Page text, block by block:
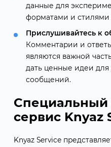
данные для
форматами и
Прислушивайтесь к
Комментарии и
являются важной
дать ценные идеи
сообщений.
Специальный
сервис Knyaz
Knyaz Service